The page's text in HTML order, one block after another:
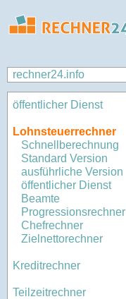
rechner24.info
öffentlicher Dienst
Lohnsteuerrechner
Schnellberechnung
Standard Version
ausführliche Version
öffentlicher Dienst
Beamte
Progressionsrechner
Chefrechner
Zielnettorechner
Kreditrechner
Teilzeitrechner